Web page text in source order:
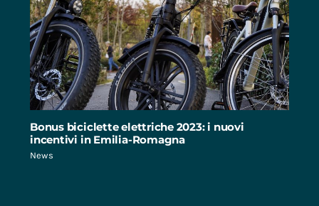
Bonus biciclette elettriche 2023: i nuovi
incentivi in Emilia-Romagna
News